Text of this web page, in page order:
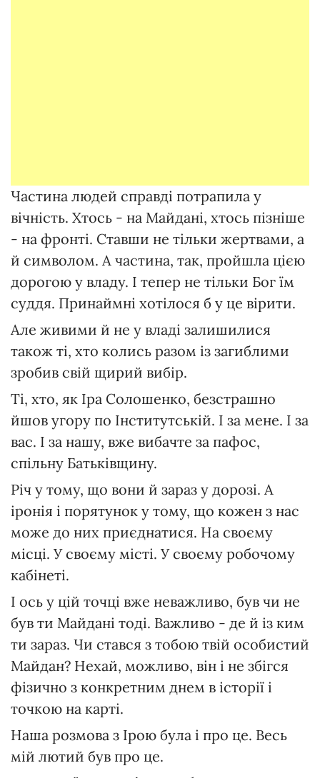
Частина людей справді потрапила у
вічність. Хтось - на Майдані, хтось пізніше
- на фронті. Ставши не тільки жертвами, а
й символом. А частина, так, пройшла цією
дорогою у владу. І тепер не тільки Бог їм
суддя. Принаймні хотілося б у це вірити.
Але живими й не у владі залишилися
також ті, хто колись разом із загиблими
зробив свій щирий вибір.
Ті, хто, як Іра Солошенко, безстрашно
йшов угору по Інститутській. І за мене. І за
вас. І за нашу, вже вибачте за пафос,
спільну Батьківщину.
Річ у тому, що вони й зараз у дорозі. А
іронія і порятунок у тому, що кожен з нас
може до них приєднатися. На своєму
місці. У своєму місті. У своєму робочому
кабінеті.
І ось у цій точці вже неважливо, був чи не
був ти Майдані тоді. Важливо - де й із ким
ти зараз. Чи стався з тобою твій особистий
Майдан? Нехай, можливо, він і не збігся
фізично з конкретним днем в історії і
точкою на карті.
Наша розмова з Ірою була і про це. Весь
мій лютий був про це.